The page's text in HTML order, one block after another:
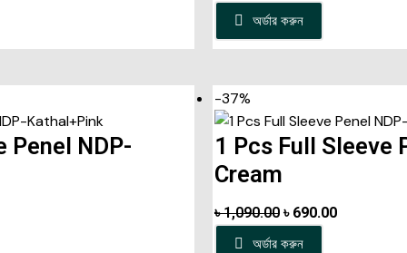
অর্ডার করুন
Penel NDP-
-37%
1 Pcs Full Sleeve
Cream
৳1,090.00 ৳ 690.00
অর্ডার করুন